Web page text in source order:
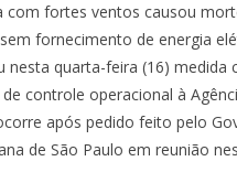
com fortes ventos causou
fornecimento de energia
nesta quarta-feira (16) medida
controle operacional à
após pedido feito pelo
de São Paulo em reunião